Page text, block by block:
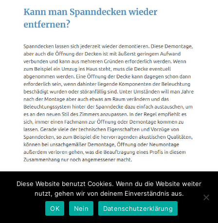
Diese Website benutzt Cookies. Wenn du die Website weiter
nutzt, gehen wir von deinem Einverständnis aus.
OK
Nein Datenschutzerklärung